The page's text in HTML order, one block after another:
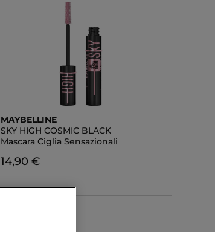
MAYBELLINE
SKY HIGH COSMIC BLACK
Mascara Ciglia Sensazionali
14,90 €